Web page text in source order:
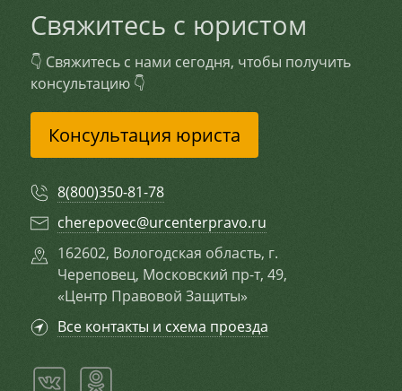
Свяжитесь с юристом
👇 Свяжитесь с нами сегодня, чтобы получить
консультацию 👇
Консультация юриста
8(800)350-81-78
cherepovec@urcenterpravo.ru
162602, Вологодская область, г.
Череповец, Московский пр-т, 49,
«Центр Правовой Защиты»
Все контакты и схема проезда